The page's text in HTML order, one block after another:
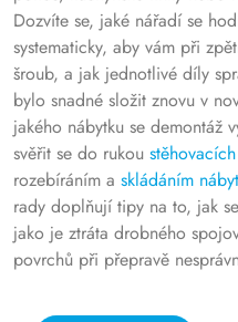
Dozvíte se, jaké nářadí se
systematicky, aby vám při
šroub, a jak jednotlivé díly
bylo snadné složit znovu v
jakého nábytku se demontáž
svěřit se do rukou
rozebíráním a skládáním
rady doplňují tipy na to, jak
jako je ztráta drobného
povrchů při přepravě